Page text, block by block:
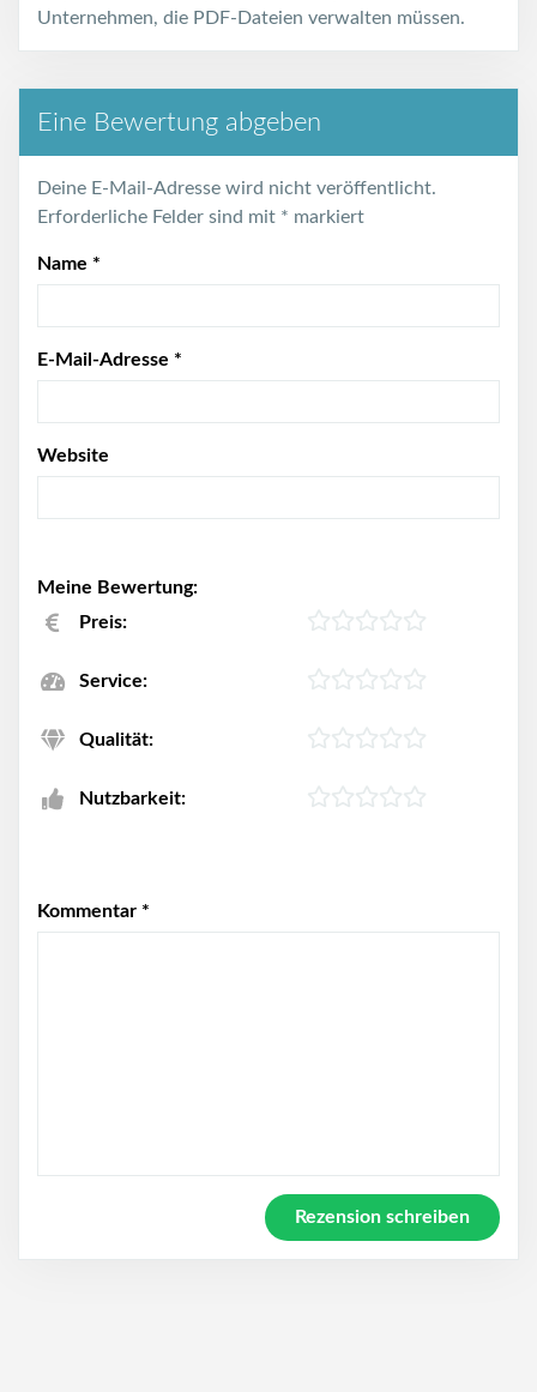
Unternehmen, die PDF-Dateien verwalten müssen.
Eine Bewertung abgeben
Deine E-Mail-Adresse wird nicht veröffentlicht.
Erforderliche Felder sind mit * markiert
Name *
E-Mail-Adresse *
Website
Meine Bewertung:
Preis:
Service:
Qualität:
Nutzbarkeit:
Kommentar *